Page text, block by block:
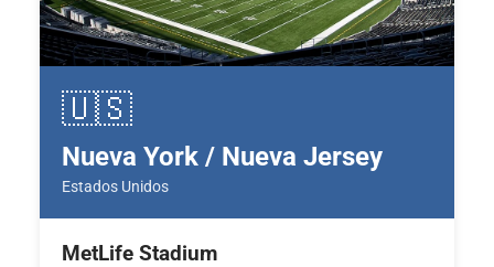
🇺🇸
Nueva York / Nueva Jersey
Estados Unidos
MetLife Stadium